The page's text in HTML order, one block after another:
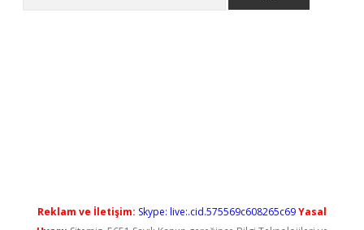
Reklam ve İletişim: Skype: live:.cid.575569c608265c69Yasal